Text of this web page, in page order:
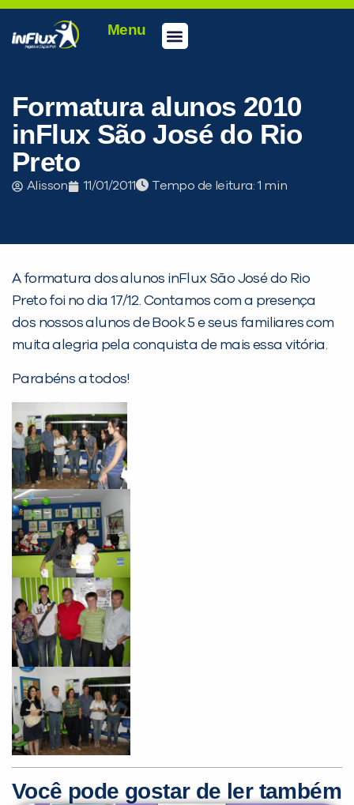
Menu
Formatura alunos 2010
inFlux São José do Rio
Preto
Alisson 11/01/2011 Tempo de leitura:
A formatura dos alunos inFlux São José do Rio
Preto foi no dia 17/12. Contamos com a presença
dos nossos alunos de Book 5 e seus familiares com
muita alegria pela conquista de mais essa vitória.
Parabéns a todos!
Você pode gostar de ler também
PEÇA UMA DEMONSTRAÇÃO DE MÉTODO
Desculpe!
inFlux nesta cidade ou bairro que
Preencha com seus dados abaixo e
já vamos te colocar em contato